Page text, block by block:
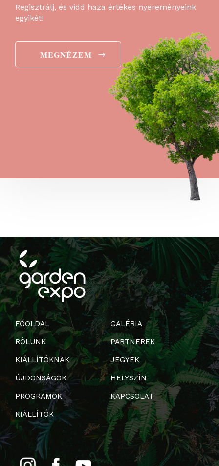
Regisztrálj, és vidd haza értékes nyereményeink
egyikét!
MEGNÉZEM →
FŐOLDAL
RÓLUNK
KIÁLLÍTÓKNAK
ÚJDONSÁGOK
PROGRAMOK
KIÁLLÍTÓK
GALÉRIA
PARTNEREK
JEGYEK
HELYSZÍN
KAPCSOLAT